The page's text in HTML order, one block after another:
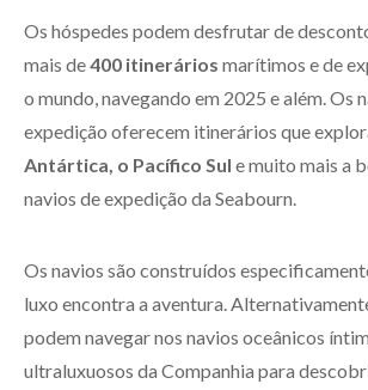
Os hóspedes podem desfrutar de
mais de400 itinerários marítimos e de
o mundo, navegando em 2025 e além. Os
expedição oferecem itinerários que
Antártica, o Pacífico Sul e muito mais a
navios de expedição da Seabourn.
Os navios são construídos
luxo encontra a aventura.
podem navegar nos navios oceânicos
ultraluxuosos da Companhia para